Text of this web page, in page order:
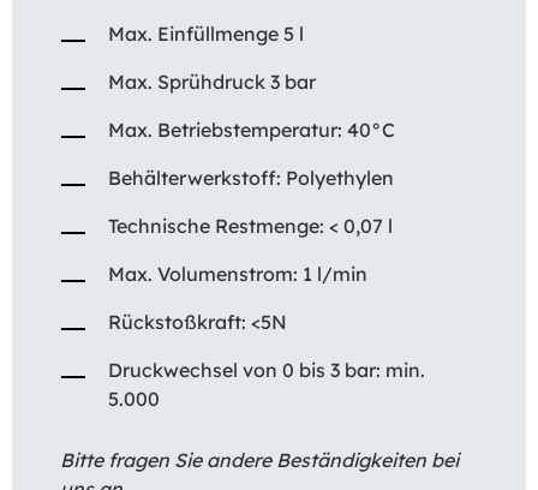
Max. Einfüllmenge 5 l
Max. Sprühdruck 3 bar
Max. Betriebstemperatur: 40°C
Behälterwerkstoff: Polyethylen
Technische Restmenge: < 0,07 l
Max. Volumenstrom: 1 l/min
Rückstoßkraft: <5N
Druckwechsel von 0 bis 3 bar: min.
5.000
Bitte fragen Sie andere Beständigkeiten bei